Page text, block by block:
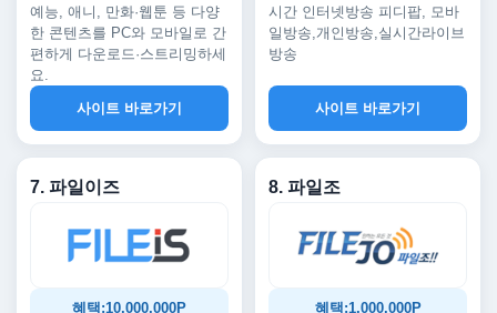
예능, 애니, 만화·웹툰 등 다양
한 콘텐츠를 PC와 모바일로 간
편하게 다운로드·스트리밍하세
요.
사이트 바로가기
시간 인터넷방송 피디팝, 모바
일방송,개인방송,실시간라이브
방송
사이트 바로가기
7. 파일이즈
혜택:10,000,000P
8. 파일조
혜택:1,000,000P